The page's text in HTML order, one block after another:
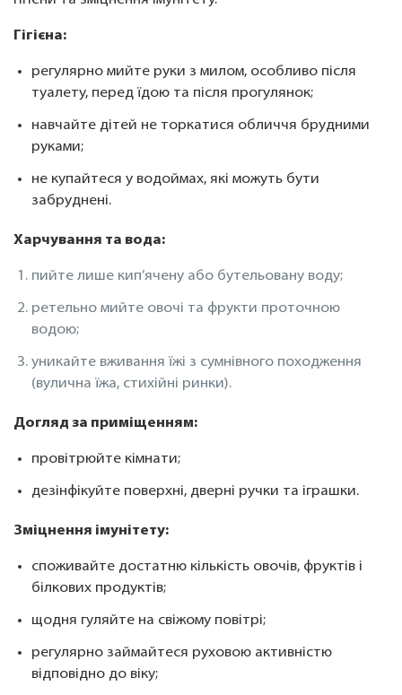
Гігієна:
регулярно мийте руки з милом, особливо після
туалету, перед їдою та після прогулянок;
навчайте дітей не торкатися обличчя брудними
руками;
не купайтеся у водоймах, які можуть бути
забруднені.
Харчування та вода:
пийте лише кип’ячену або бутельовану воду;
ретельно мийте овочі та фрукти проточною
водою;
уникайте вживання їжі з сумнівного походження
(вулична їжа, стихійні ринки).
Догляд за приміщенням:
провітрюйте кімнати;
дезінфікуйте поверхні, дверні ручки та іграшки.
Зміцнення імунітету:
споживайте достатню кількість овочів, фруктів і
білкових продуктів;
щодня гуляйте на свіжому повітрі;
регулярно займайтеся руховою активністю
відповідно до віку;